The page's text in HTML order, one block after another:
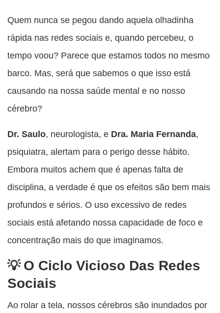
esta
publicação
Facebook
esta
publicação
Twitter
esta
publicação
esta
publicação
esta
publicação
Quem nunca se pegou dando aquela olhadinha
rápida nas redes sociais e, quando percebeu, o
tempo voou? Parece que estamos todos no mesmo
barco. Mas, será que sabemos o que isso está
causando na nossa saúde mental e no nosso
cérebro?
Dr. Saulo, neurologista, e Dra. Maria Fernanda,
psiquiatra, alertam para o perigo desse hábito.
Embora muitos achem que é apenas falta de
disciplina, a verdade é que os efeitos são bem mais
profundos e sérios. O uso excessivo de redes
sociais está afetando nossa capacidade de foco e
concentração mais do que imaginamos.
O Ciclo Vicioso Das Redes
Sociais
Ao rolar a tela, nossos cérebros são inundados por